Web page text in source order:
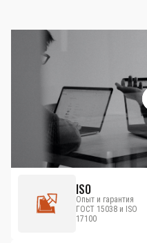
ISO
Опыт и гарантия
ГОСТ 15038 и ISO
17100